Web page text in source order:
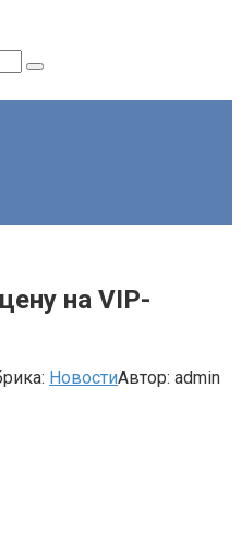
на VIP-
НовостиАвтор: admin